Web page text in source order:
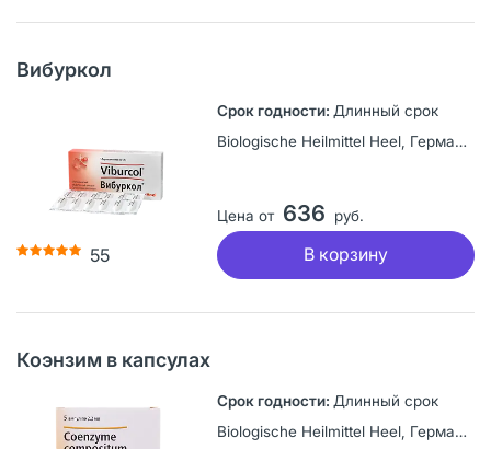
Вибуркол
55
Длинный срок
Biologische Heilmittel Heel, Германия
Цена от 636 руб.
В корзину
Коэнзим в капсулах
Длинный срок
Biologische Heilmittel Heel, Германия